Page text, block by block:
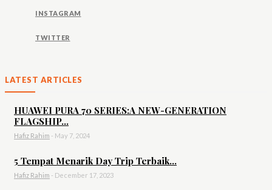
INSTAGRAM
TWITTER
LATEST ARTICLES
HUAWEI PURA 70 SERIES:A NEW-GENERATION
FLAGSHIP...
Hafiz Rahim - May 7, 2024
5 Tempat Menarik Day Trip Terbaik...
Hafiz Rahim - December 17, 2023